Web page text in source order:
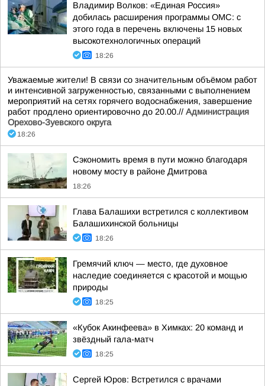
Владимир Волков: «Единая Россия»
добилась расширения программы ОМС: с
этого года в перечень включены 15 новых
высокотехнологичных операций
18:26
Уважаемые жители! В связи со значительным объёмом работ
и интенсивной загруженностью, связанными с выполнением
мероприятий на сетях горячего водоснабжения, завершение
работ продлено ориентировочно до 20.00.// Администрация
Орехово-Зуевского округа
18:26
Сэкономить время в пути можно благодаря
новому мосту в районе Дмитрова
18:26
Глава Балашихи встретился с коллективом
Балашихинской больницы
18:26
Гремячий ключ — место, где духовное
наследие соединяется с красотой и мощью
природы
18:25
«Кубок Акинфеева» в Химках: 20 команд и
звёздный гала-матч
18:25
Сергей Юров: Встретился с врачами